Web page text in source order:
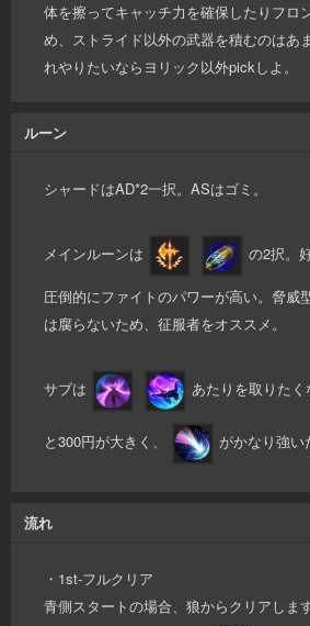
体を擦ってキャッチ力を確保したりフロ
め、ストライド以外の武器を積むのはあ
れやりたいならヨリック以外pickしよ。
ルーン
シャードはAD*2一択。ASはゴミ。
メインルーンは の2択。
圧倒的にファイトのパワーが高い。脅威
は腐らないため、征服者をオススメ。
サブは あたりを取りたく
と300円が大きく、 がかなり強い
流れ
・1st-フルクリア
青側スタートの場合、狼からクリアしま